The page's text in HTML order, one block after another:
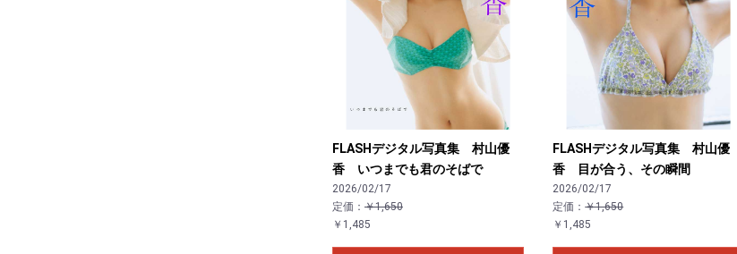
FLASHデジタル写真集 村山優
香 いつまでも君のそばで
2026/02/17
定価： ￥1,650
￥1,485
FLASHデジタル写真集 村山優
香 目が合う、その瞬間
2026/02/17
定価：￥1,650
￥1,485